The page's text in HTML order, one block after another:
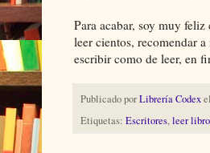
Para acabar, soy muy
leer cientos, recomendar
escribir como de leer, en
Publicado porLibrería Codexel
Etiquetas: Escritores,leer